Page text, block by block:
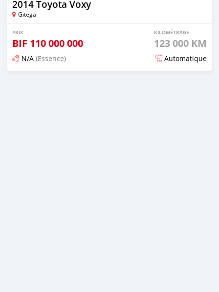
2014 Toyota Voxy
Gitega
PRIX
BIF 110 000 000
KILOMÉTRAGE
123 000 KM
N/A (Essence) Automatique